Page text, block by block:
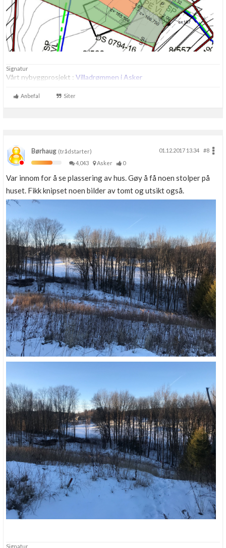
Signatur
Vårt nybyggprosjekt : Villadrømmen i Asker
Anbefal Siter
Børhaug(trådstarter) 01.12.2017 13.34
#8
4,043
Asker 0
Var innom for å se plassering av hus. Gøy å få noen stolper på
huset. Fikk knipset noen bilder av tomt og utsikt også.
Signatur